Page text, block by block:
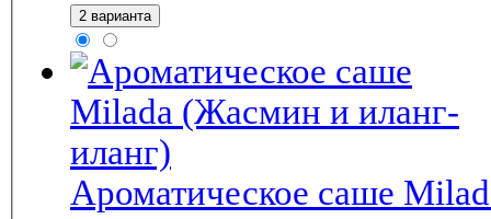
2 варианта
Ароматическое саше